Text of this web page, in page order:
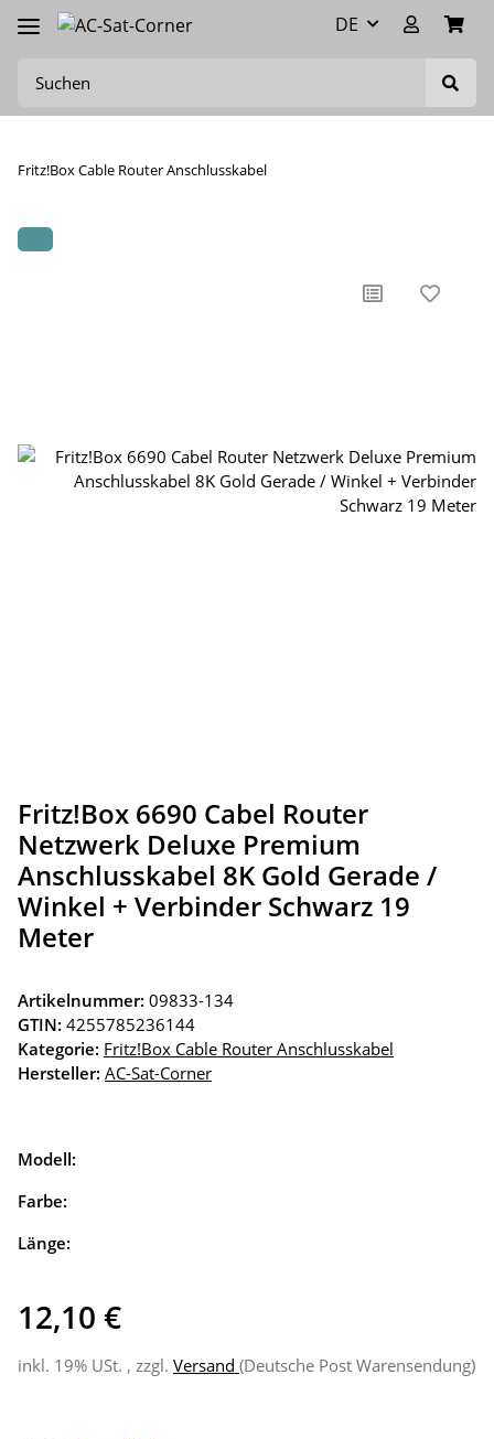
DE
Fritz!Box Cable Router Anschlusskabel
Fritz!Box 6690 Cabel Router
Netzwerk Deluxe Premium
Anschlusskabel 8K Gold Gerade /
Winkel + Verbinder Schwarz 19
Meter
Artikelnummer: 09833-134
GTIN: 4255785236144
Kategorie: Fritz!Box Cable Router Anschlusskabel
Hersteller: AC-Sat-Corner
Modell:
Farbe:
Länge:
12,10 €
inkl. 19% USt. , zzgl. Versand (Deutsche Post Warensendung)